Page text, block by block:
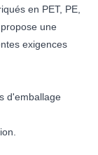
en PET, PE,
propose une
exigences
d'emballage